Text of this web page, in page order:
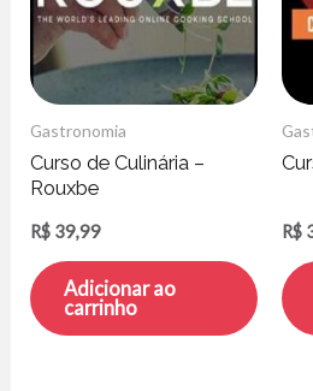
Gastronomia
Curso de Culinária –
Rouxbe
R$ 39,99
Adicionar ao
carrinho
R$